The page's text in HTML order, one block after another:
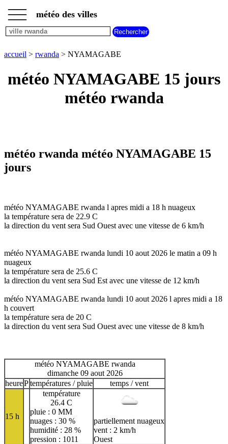
accueil
météo
rwanda
___
___ météo des villes
accueil > rwanda > NYAMAGABE
météo NYAMAGABE 15 jours
météo rwanda
météo rwanda météo NYAMAGABE 15
jours
météo NYAMAGABE rwanda l apres midi a 18 h nuageux
la température sera de 22.9 C
la direction du vent sera Sud Ouest avec une vitesse de 6 km/h
météo NYAMAGABE rwanda lundi 10 aout 2026 le matin a 09 h
nuageux
la température sera de 25.6 C
la direction du vent sera Sud Est avec une vitesse de 12 km/h
météo NYAMAGABE rwanda lundi 10 aout 2026 l apres midi a 18
h couvert
la température sera de 20 C
la direction du vent sera Sud Ouest avec une vitesse de 8 km/h
météo NYAMAGABE rwanda
dimanche 09 aout 2026
heurePtempératures / pluie temps / vent
15 h
température
26.4 C
pluie : 0 MM
nuages : 30 %
humidité : 28 %
pression : 1011
partiellement nuageux
vent : 2 km/h
Ouest